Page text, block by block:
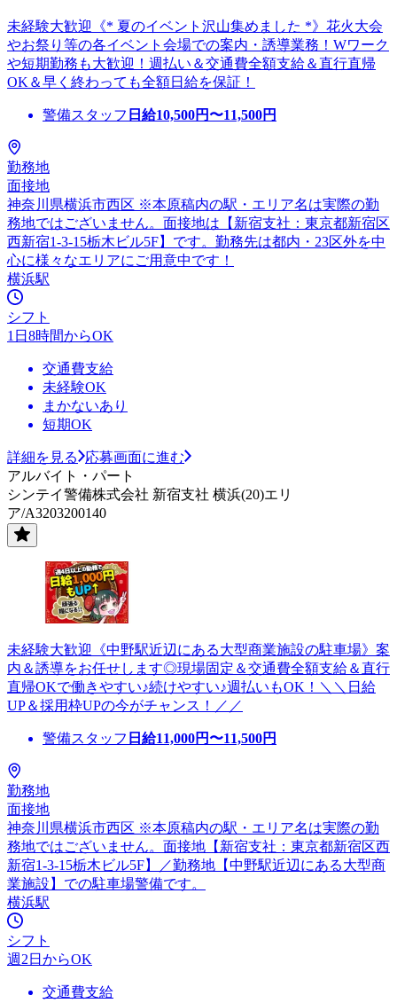
未経験大歓迎《* 夏のイベント沢山集めました *》花火大会
やお祭り等の各イベント会場での案内・誘導業務！Wワーク
や短期勤務も大歓迎！週払い＆交通費全額支給＆直行直帰
OK＆早く終わっても全額日給を保証！
警備スタッフ 日給10,500円〜11,500円
勤務地
面接地
神奈川県横浜市西区 ※本原稿内の駅・エリア名は実際の勤
務地ではございません。面接地は【新宿支社：東京都新宿区
西新宿1-3-15栃木ビル5F】です。勤務先は都内・23区外を中
心に様々なエリアにご用意中です！
横浜駅
シフト
1日8時間からOK
交通費支給
未経験OK
まかないあり
短期OK
詳細を見る
応募画面に進む
アルバイト・パート
シンテイ警備株式会社 新宿支社 横浜(20)エリ
ア/A3203200140
未経験大歓迎《中野駅近辺にある大型商業施設の駐車場》案
内＆誘導をお任せします◎現場固定＆交通費全額支給＆直行
直帰OKで働きやすい♪続けやすい♪週払いもOK！＼＼日給
UP＆採用枠UPの今がチャンス！／／
警備スタッフ 日給11,000円〜11,500円
勤務地
面接地
神奈川県横浜市西区 ※本原稿内の駅・エリア名は実際の勤
務地ではございません。面接地【新宿支社：東京都新宿区西
新宿1-3-15栃木ビル5F】／勤務地【中野駅近辺にある大型商
業施設】での駐車場警備です。
横浜駅
シフト
週2日からOK
交通費支給